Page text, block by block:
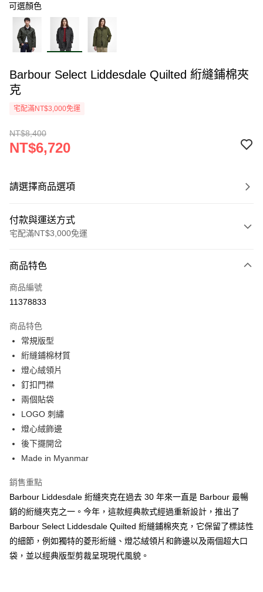
可選顏色
Barbour Select Liddesdale Quilted 絎縫鋪棉夾
克
宅配滿NT$3,000免運
NT$8,400
NT$6,720
請選擇商品選項
付款與運送方式
宅配滿NT$3,000免運
信用卡一次付款
信用卡分期付款
合作金庫商業銀行
華南商業銀行
上海商業儲蓄銀行
國泰世華商業銀行
臺灣中小企業銀行
匯豐（台灣）商業銀行
聯邦商業銀行
元大商業銀行
玉山商業銀行
台新國際商業銀行
台灣樂天信用卡公司
LINE Pay
Apple Pay
街口支付
悠遊付
全盈+PAY
AFTEE先享後付
相關說明
【關於「AFTEE先享後付」】
便利好安心！
１．簡單：不需註冊會員、不需綁卡、不需儲值。
２．便利：只要手機號碼，簡訊認證，即可結帳。
３．安心：先確認商品／服務後，再付款。
ATM付款
運送方式
黑貓宅急便配送到府
商品特色
商品編號
11378833
商品特色
常規版型
絎縫鋪棉材質
燈心絨領片
釘扣門襟
兩個貼袋
LOGO 刺繡
燈心絨飾邊
後下擺開岔
Made in Myanmar
銷售重點
Barbour Liddesdale 絎縫夾克在過去 30 年來一直是 Barbour 最暢
銷的絎縫夾克之一。今年，這款經典款式經過重新設計，推出了
Barbour Select Liddesdale Quilted 絎縫鋪棉夾克，它保留了標誌性
的細節，例如獨特的菱形絎縫、燈芯絨領片和飾邊以及兩個超大口
袋，並以經典版型剪裁呈現現代風貌。